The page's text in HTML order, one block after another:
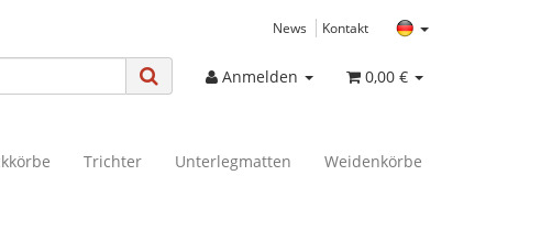
News Kontakt
Anmelden 0,00 €
Trichter Unterlegmatten Weidenkörbe